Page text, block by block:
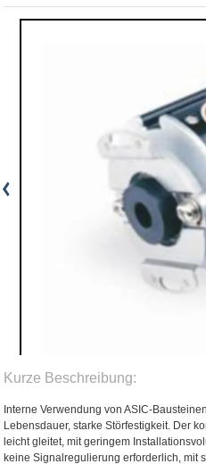
Kurze Beschreibung:
Interne Verwendung von ASIC-
Lebensdauer, starke Störfestigkeit. Der
leicht gleitet, mit geringem
keine Signalregulierung erforderlich, mit